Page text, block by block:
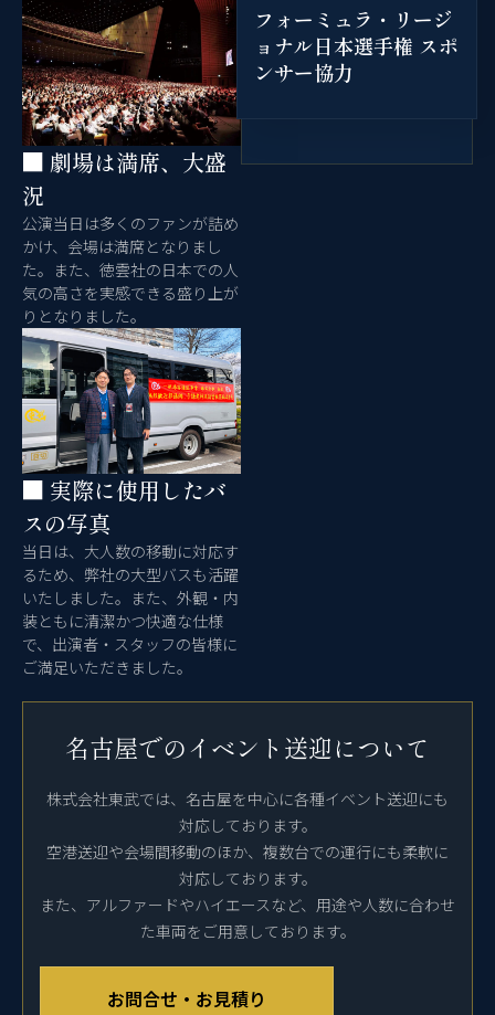
■ 劇場は満席、大盛
況​
公演当日は多くのファンが詰め
かけ、会場は満席となりまし
た。また、徳雲社の日本での人
気の高さを実感できる盛り上が
りとなりました。
■ 実際に使用したバ
スの写真
当日は、大人数の移動に対応す
るため、弊社の大型バスも活躍
いたしました。また、外観・内
装ともに清潔かつ快適な仕様
で、出演者・スタッフの皆様に
ご満足いただきました。
フォーミュラ・リージ
ョナル日本選手権 スポ
ンサー協力
名古屋でのイベント送迎について
株式会社東武では、名古屋を中心に各種イベント送迎にも
対応しております。
空港送迎や会場間移動のほか、複数台での運行にも柔軟に
対応しております。
また、アルファードやハイエースなど、用途や人数に合わせ
た車両をご用意しております。
お問合せ・お見積り